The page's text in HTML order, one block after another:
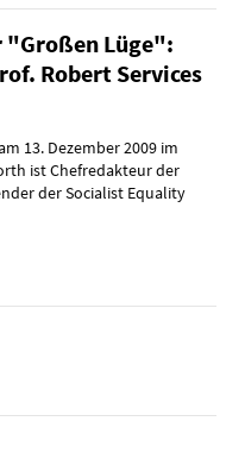
"Großen Lüge":
Robert Services
13. Dezember 2009 im
ist Chefredakteur der
der Socialist Equality